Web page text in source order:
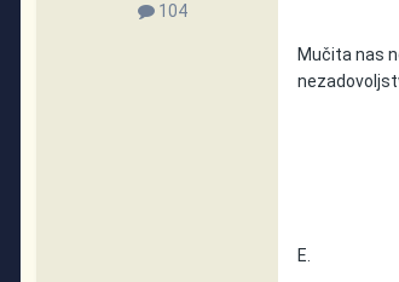
104
Mučita nas
E.